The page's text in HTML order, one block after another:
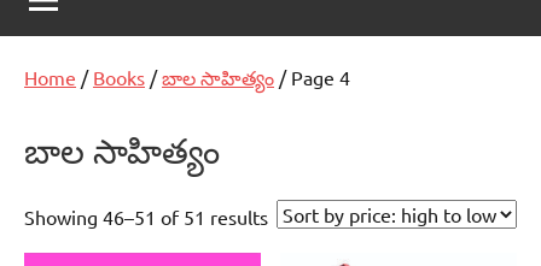
Home / Books /బాల సాహిత్యం / Page 4
బాల సాహిత్యం
Showing 46–51 of 51 results